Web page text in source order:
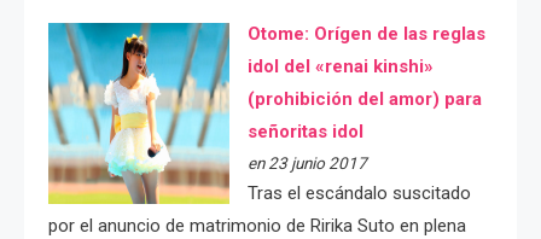
Otome: Orígen de las reglas
idol del «renai kinshi»
(prohibición del amor) para
señoritas idol
en 23 junio 2017
Tras el escándalo suscitado
por el anuncio de matrimonio de Ririka Suto en plena